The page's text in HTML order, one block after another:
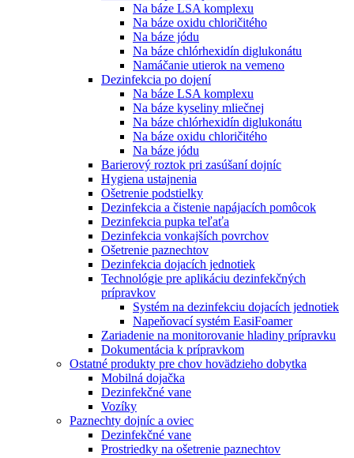
Na báze LSA komplexu
Na báze oxidu chloričitého
Na báze jódu
Na báze chlórhexidín diglukonátu
Namáčanie utierok na vemeno
Dezinfekcia po dojení
Na báze LSA komplexu
Na báze kyseliny mliečnej
Na báze chlórhexidín diglukonátu
Na báze oxidu chloričitého
Na báze jódu
Barierový roztok pri zasúšaní dojníc
Hygiena ustajnenia
Ošetrenie podstielky
Dezinfekcia a čistenie napájacích pomôcok
Dezinfekcia pupka teľaťa
Dezinfekcia vonkajších povrchov
Ošetrenie paznechtov
Dezinfekcia dojacích jednotiek
Technológie pre aplikáciu dezinfekčných
prípravkov
Systém na dezinfekciu dojacích jednotiek
Napeňovací systém EasiFoamer
Zariadenie na monitorovanie hladiny prípravku
Dokumentácia k prípravkom
Ostatné produkty pre chov hovädzieho dobytka
Mobilná dojačka
Dezinfekčné vane
Vozíky
Paznechty dojníc a oviec
Dezinfekčné vane
Prostriedky na ošetrenie paznechtov